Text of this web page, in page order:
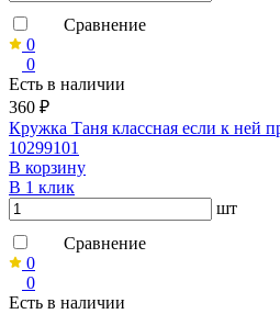
Сравнение
0
0
Есть в наличии
360 ₽
Кружка Таня классная если к ней
10299101
В корзину
В 1 клик
шт
Сравнение
0
0
Есть в наличии